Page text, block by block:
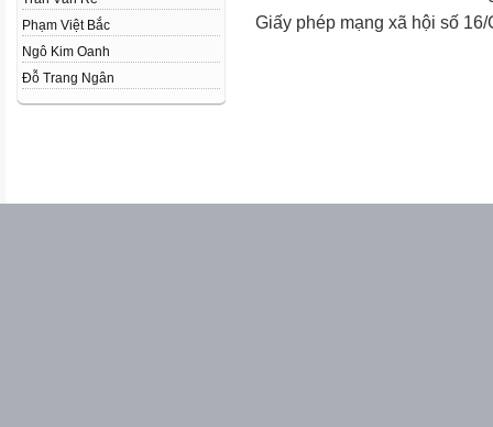
Phạm Việt Bắc
Ngô Kim Oanh
Đỗ Trang Ngân
Giấy phép mạng xã hội số